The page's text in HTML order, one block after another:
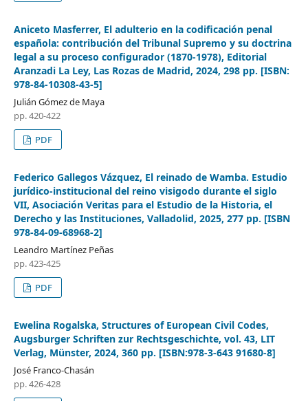
Aniceto Masferrer, El adulterio en la codificación penal
española: contribución del Tribunal Supremo y su doctrina
legal a su proceso configurador (1870-1978), Editorial
Aranzadi La Ley, Las Rozas de Madrid, 2024, 298 pp. [ISBN:
978-84-10308-43-5]
Julián Gómez de Maya
pp. 420-422
PDF
Federico Gallegos Vázquez, El reinado de Wamba. Estudio
jurídico-institucional del reino visigodo durante el siglo
VII, Asociación Veritas para el Estudio de la Historia, el
Derecho y las Instituciones, Valladolid, 2025, 277 pp. [ISBN
978-84-09-68968-2]
Leandro Martínez Peñas
pp. 423-425
PDF
Ewelina Rogalska, Structures of European Civil Codes,
Augsburger Schriften zur Rechtsgeschichte, vol. 43, LIT
Verlag, Münster, 2024, 360 pp. [ISBN:978-3-643 91680-8]
José Franco-Chasán
pp. 426-428